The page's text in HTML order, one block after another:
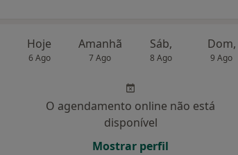
Hoje
6 Ago
Amanhã
7 Ago
Sáb,
8 Ago
Dom,
9 Ago
O agendamento online não está
disponível
Mostrar perfil